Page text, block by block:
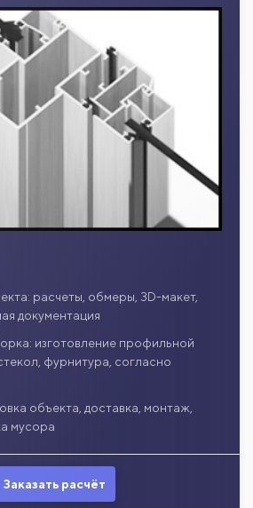
расчеты, обмеры, 3D-макет,
документация
изготовление профильной
фурнитура, согласно
объекта, доставка, монтаж,
мусора
Заказать расчёт